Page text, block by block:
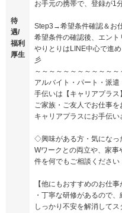
待
遇/
福利
厚生
お手元の携帯で、登録が1
Step3→希望条件確認＆お
希望条件の確認後、エント
やりとりはLINE中心で進
彡
～～～～～～～～～～～
アルバイト・パート・派
手伝いは【キャリアプラス
ご家族・ご友人でお仕事
キャリアプラスにお手伝い
◇興味がある方・気にな
Wワークとの両立や、家
件を何でもご相談ください
【他にもおすすめのお仕事
・丁寧な研修があるので
しっかり不安を解消してス